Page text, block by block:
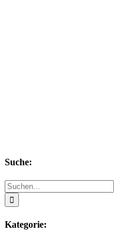
Suche:
Suche
nach:
Kategorie: